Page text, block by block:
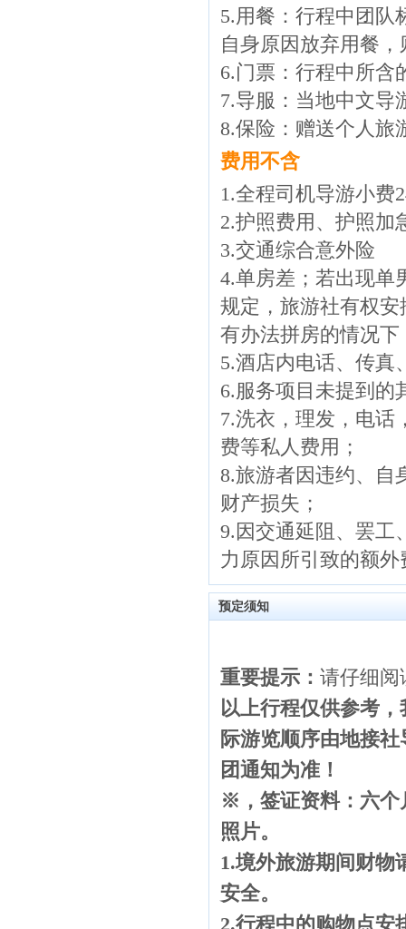
5.用餐：行程中团队
自身原因放弃用餐
6.门票：行程中所含
7.导服：当地中文导
8.保险：赠送个人旅
费用不含
1.全程司机导游小费
2.护照费用、护照加
3.交通综合意外险
4.单房差；若出现单
规定，旅游社有权
有办法拼房的情况
5.酒店内电话、传真
6.服务项目未提到的
7.洗衣，理发，电话
费等私人费用；
8.旅游者因违约、自
财产损失；
9.因交通延阻、罢工
力原因所引致的额外
预定须知
重要提示： 请仔细阅
以上行程仅供参考
际游览顺序由地接
团通知为准！
※，签证资料：六个
照片。
1.境外旅游期间财物
安全。
2.行程中的购物点安